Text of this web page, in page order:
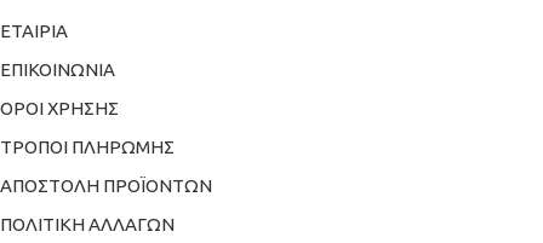
ΕΤΑΙΡΙΑ
ΕΠΙΚΟΙΝΩΝΙΑ
ΟΡΟΙ ΧΡΗΣΗΣ
ΤΡΟΠΟΙ ΠΛΗΡΩΜΗΣ
ΑΠΟΣΤΟΛΗ ΠΡΟΪΟΝΤΩΝ
ΠΟΛΙΤΙΚΗ ΑΛΛΑΓΩΝ